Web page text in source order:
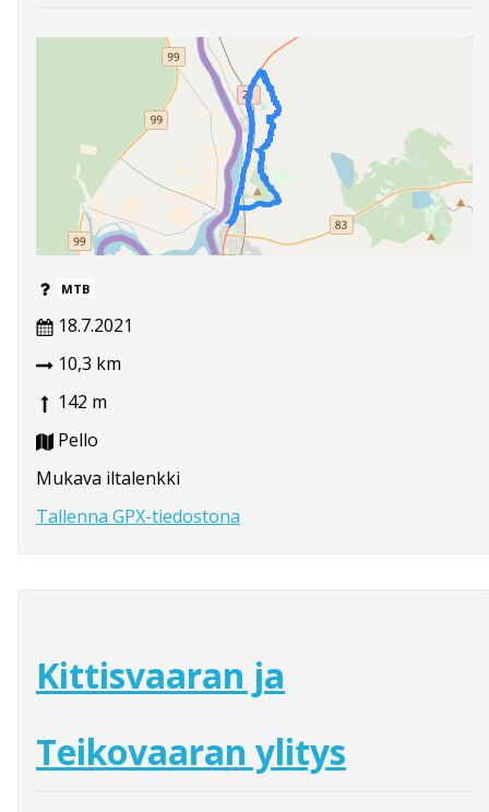
MTB
18.7.2021
10,3 km
142 m
Pello
Mukava iltalenkki
Tallenna GPX-tiedostona
Kittisvaaran ja
Teikovaaran ylitys